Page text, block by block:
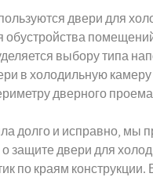
двери для
обустройства
выбору типа
в холодильную
дверного
долго и исправно, мы
защите двери для
по краям